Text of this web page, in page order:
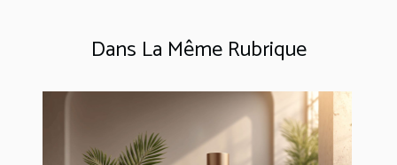
Dans La Même Rubrique